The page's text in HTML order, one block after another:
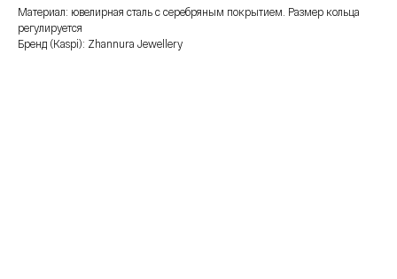
Материал: ювелирная сталь с серебряным покрытием. Размер кольца
регулируется
Бренд (Kaspi): Zhannura Jewellery